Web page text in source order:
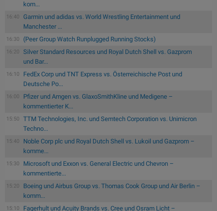
kom...
16:40
Garmin und adidas vs. World Wrestling Entertainment und
Manchester ...
16:30 (Peer Group Watch Runplugged Running Stocks)
16:20
Silver Standard Resources und Royal Dutch Shell vs. Gazprom
und Bar...
16:10
FedEx Corp und TNT Express vs. Österreichische Post und
Deutsche Po...
16:00
Pfizer und Amgen vs. GlaxoSmithKline und Medigene –
kommentierter K...
15:50
TTM Technologies, Inc. und Semtech Corporation vs. Unimicron
Techno...
15:40
Noble Corp plc und Royal Dutch Shell vs. Lukoil und Gazprom –
komme...
15:30
Microsoft und Exxon vs. General Electric und Chevron –
kommentierte...
15:20
Boeing und Airbus Group vs. Thomas Cook Group und Air Berlin –
komm...
15:10
Fagerhult und Acuity Brands vs. Cree und Osram Licht –